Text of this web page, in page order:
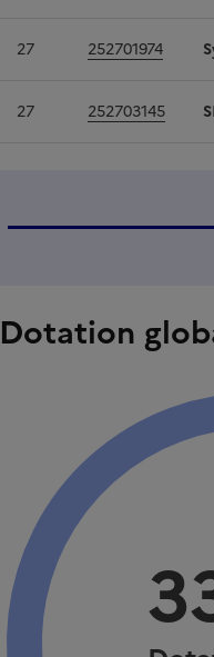
27 252701974
27 252703145
Dotation